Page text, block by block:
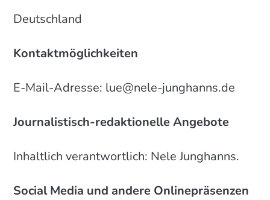
Deutschland
Kontaktmöglichkeiten
E-Mail-Adresse: lue@nele-junghanns.de
Journalistisch-redaktionelle Angebote
Inhaltlich verantwortlich: Nele Junghanns.
Social Media und andere Onlinepräsenzen